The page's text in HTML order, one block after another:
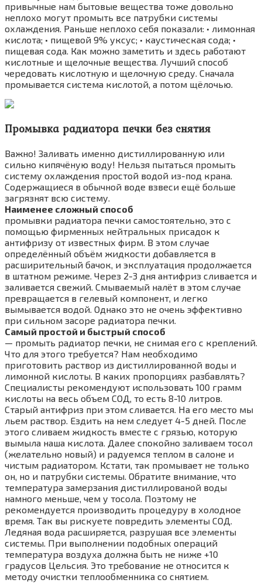
привычные нам бытовые вещества тоже довольно
неплохо могут промыть все патрубки системы
охлаждения. Раньше неплохо себя показали: • лимонная
кислота; • пищевой 9% уксус; • каустическая сода; •
пищевая сода. Как можно заметить и здесь работают
кислотные и щелочные вещества. Лучший способ
чередовать кислотную и щелочную среду. Сначала
промывается система кислотой, а потом щёлочью.
Промывка радиатора печки без снятия
Важно! Заливать именно дистиллированную или
сильно кипячёную воду! Нельзя пытаться промыть
систему охлаждения простой водой из-под крана.
Содержащиеся в обычной воде взвеси ещё больше
загрязнят всю систему.
Наименее сложный способ
промывки радиатора печки самостоятельно, это с
помощью фирменных нейтральных присадок к
антифризу от известных фирм. В этом случае
определённый объём жидкости добавляется в
расширительный бачок, и эксплуатация продолжается
в штатном режиме. Через 2-3 дня антифриз сливается и
заливается свежий. Смываемый налёт в этом случае
превращается в гелевый компонент, и легко
вымывается водой. Однако это не очень эффективно
при сильном засоре радиатора печки.
Самый простой и быстрый способ
— промыть радиатор печки, не снимая его с креплений.
Что для этого требуется? Нам необходимо
приготовить раствор из дистиллированной воды и
лимонной кислоты. В каких пропорциях разбавлять?
Специалисты рекомендуют использовать 100 грамм
кислоты на весь объем СОД, то есть 8-10 литров.
Старый антифриз при этом сливается. На его место мы
льем раствор. Ездить на нем следует 4-5 дней. После
этого сливаем жидкость вместе с грязью, которую
вымыла наша кислота. Далее спокойно заливаем тосол
(желательно новый) и радуемся теплом в салоне и
чистым радиатором. Кстати, так промывает не только
он, но и патрубки системы. Обратите внимание, что
температура замерзания дистиллированой воды
намного меньше, чем у тосола. Поэтому не
рекомендуется производить процедуру в холодное
время. Так вы рискуете повредить элементы СОД.
Ледяная вода расширяется, разрушая все элементы
системы. При выполнении подобных операций
температура воздуха должна быть не ниже +10
градусов Цельсия. Это требование не относится к
методу очистки теплообменника со снятием.